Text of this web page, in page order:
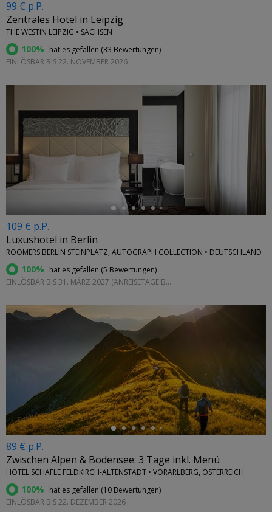
99 € p.P.
Zentrales Hotel in Leipzig
THE WESTIN LEIPZIG • SACHSEN
100% hat es gefallen (33 Bewertungen)
EINLÖSBAR BIS 22. NOVEMBER 2026
109 € p.P.
Luxushotel in Berlin
ROOMERS BERLIN STEINPLATZ, AUTOGRAPH COLLECTION • DEUTSCHLAND
100% hat es gefallen (5 Bewertungen)
EINLÖSBAR BIS 31. MÄRZ 2027 (ANREISETAGE BEACHTEN)
89 € p.P.
Zwischen Alpen & Bodensee: 3 Tage inkl. Menü
HOTEL SCHÄFLE FELDKIRCH-ALTENSTADT • VORARLBERG, ÖSTERREICH
100% hat es gefallen (10 Bewertungen)
EINLÖSBAR BIS 22. DEZEMBER 2026